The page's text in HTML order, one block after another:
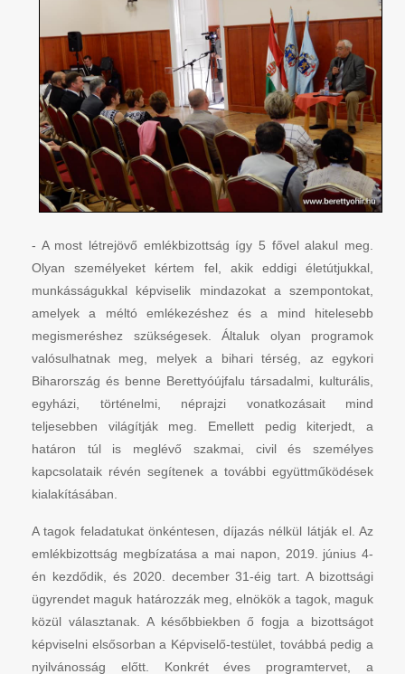
- A most létrejövő emlékbizottság így 5 fővel alakul meg.
Olyan személyeket kértem fel, akik eddigi életútjukkal,
munkásságukkal képviselik mindazokat a szempontokat,
amelyek a méltó emlékezéshez és a mind hitelesebb
megismeréshez szükségesek. Általuk olyan programok
valósulhatnak meg, melyek a bihari térség, az egykori
Biharország és benne Berettyóújfalu társadalmi, kulturális,
egyházi, történelmi, néprajzi vonatkozásait mind
teljesebben világítják meg. Emellett pedig kiterjedt, a
határon túl is meglévő szakmai, civil és személyes
kapcsolataik révén segítenek a további együttműködések
kialakításában.
A tagok feladatukat önkéntesen, díjazás nélkül látják el. Az
emlékbizottság megbízatása a mai napon, 2019. június 4-
én kezdődik, és 2020. december 31-éig tart. A bizottsági
ügyrendet maguk határozzák meg, elnökök a tagok, maguk
közül választanak. A későbbiekben ő fogja a bizottságot
képviselni elsősorban a Képviselő-testület, továbbá pedig a
nyilvánosság előtt. Konkrét éves programtervet, a